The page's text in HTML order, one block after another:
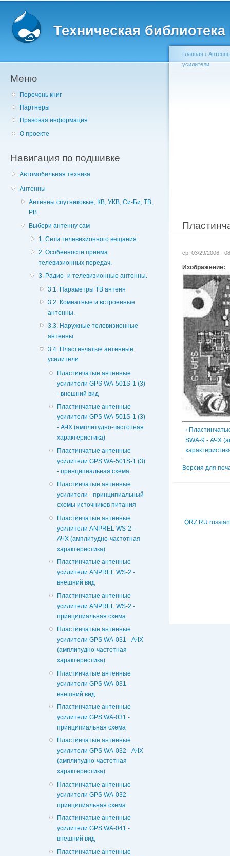
Техническая
Меню
Перечень книг
Партнеры
Правовая информация
О проекте
Навигация по подшивке
Автомобильная техника
Антенны
Антенны спутниковые, КВ, УКВ, Си-Би, ТВ,
РВ.
Выбери антенну сам
1. Сети телевизионного вещания.
2. Особенности приема
телевизионных передач.
3. Радио- и телевизионные антенны.
3.1. Параметры ТВ антенн
3.2. Комнатные и встроенные
антенны.
3.3. Наружные телевизионные
антенны
3.4. Пластинчатые антенные
усилители
Пластинчатые антенные
усилители GPS WA-501S-1 (3)
- внешний вид
Пластинчатые антенные
усилители GPS WA-501S-1 (3)
- АЧХ (амплитудно-частотная
характеристика)
Пластинчатые антенные
усилители GPS WA-501S-1 (3)
- принципиальная схема
Пластинчатые антенные
усилители - принципиальный
схемы источников питания
Пластинчатые антенные
усилители ANPREL WS-2 -
АЧХ (амплитудно-частотная
характеристика)
Пластинчатые антенные
усилители ANPREL WS-2 -
внешний вид
Пластинчатые антенные
усилители ANPREL WS-2 -
принципиальная схема
Пластинчатые антенные
усилители GPS WA-031 - АЧХ
(амплитудно-частотная
характеристика)
Пластинчатые антенные
усилители GPS WA-031 -
внешний вид
Пластинчатые антенные
усилители GPS WA-031 -
принципиальная схема
Пластинчатые антенные
усилители GPS WA-032 - АЧХ
(амплитудно-частотная
характеристика)
Пластинчатые антенные
усилители GPS WA-032 -
принципиальная схема
Пластинчатые антенные
усилители GPS WA-041 -
внешний вид
Пластинчатые антенные
Главная ›
усилители
ср, 03/29/2006 -
Изображение:
‹
SWA-9 - АЧХ
Версия для
QRZ.RU